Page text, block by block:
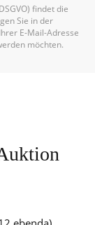
findet die
Sie in der
E-Mail-Adresse
möchten.